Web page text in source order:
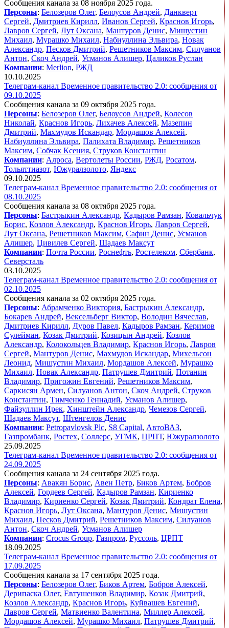
Сообщения канала за 08 ноября 2025 года.
Персоны: Белозеров Олег, Белоусов Андрей, Данкверт
Сергей, Дмитриев Кирилл, Иванов Сергей, Краснов Игорь,
Лавров Сергей, Лут Оксана, Мантуров Денис, Мишустин
Михаил, Мурашко Михаил, Набиуллина Эльвира, Новак
Александр, Песков Дмитрий, Решетников Максим, Силуанов
Антон, Скоч Андрей, Усманов Алишер, Цаликов Руслан
Компании: Merlion, РЖД
10.10.2025
Телеграм-канал Временное правительство 2.0: сообщения от
09.10.2025
Сообщения канала за 09 октября 2025 года.
Персоны: Белозеров Олег, Белоусов Андрей, Колесов
Николай, Краснов Игорь, Лихачев Алексей, Мазепин
Дмитрий, Махмудов Искандар, Мордашов Алексей,
Набиуллина Эльвира, Палихата Владимир, Решетников
Максим, Собчак Ксения, Струков Константин
Компании: Алроса, Вертолеты России, РЖД, Росатом,
Тольяттиазот, Южуралзолото, Яндекс
09.10.2025
Телеграм-канал Временное правительство 2.0: сообщения от
08.10.2025
Сообщения канала за 08 октября 2025 года.
Персоны: Бастрыкин Александр, Кадыров Рамзан, Ковальчук
Борис, Козлов Александр, Краснов Игорь, Лавров Сергей,
Лут Оксана, Решетников Максим, Сафин Денис, Усманов
Алишер, Цивилев Сергей, Шадаев Максут
Компании: Почта России, Роснефть, Ростелеком, Сбербанк,
Северсталь
03.10.2025
Телеграм-канал Временное правительство 2.0: сообщения от
02.10.2025
Сообщения канала за 02 октября 2025 года.
Персоны: Абрамченко Виктория, Бастрыкин Александр,
Бокарев Андрей, Вексельберг Виктор, Володин Вячеслав,
Дмитриев Кирилл, Дуров Павел, Кадыров Рамзан, Керимов
Сулейман, Козак Дмитрий, Козицын Андрей, Козлов
Александр, Колокольцев Владимир, Краснов Игорь, Лавров
Сергей, Мантуров Денис, Махмудов Искандар, Михельсон
Леонид, Мишустин Михаил, Мордашов Алексей, Мурашко
Михаил, Новак Александр, Патрушев Дмитрий, Потанин
Владимир, Пригожин Евгений, Решетников Максим,
Саркисян Армен, Силуанов Антон, Скоч Андрей, Струков
Константин, Тимченко Геннадий, Усманов Алишер,
Файзуллин Ирек, Хинштейн Александр, Чемезов Сергей,
Шадаев Максут, Штенгелов Денис
Компании: Petropavlovsk​ Plc, S8 Capital, АвтоВАЗ,
Газпромбанк, Ростех, Соллерс, УГМК, ЦРПТ, Южуралзолото
25.09.2025
Телеграм-канал Временное правительство 2.0: сообщения от
24.09.2025
Сообщения канала за 24 сентября 2025 года.
Персоны: Авакян Борис, Авен Петр, Биков Артем, Бобров
Алексей, Гордеев Сергей, Кадыров Рамзан, Кириенко
Владимир, Кириенко Сергей, Козак Дмитрий, Кондрат Елена,
Краснов Игорь, Лут Оксана, Мантуров Денис, Мишустин
Михаил, Песков Дмитрий, Решетников Максим, Силуанов
Антон, Скоч Андрей, Усманов Алишер
Компании: Crocus Group, Газпром, Руссоль, ЦРПТ
18.09.2025
Телеграм-канал Временное правительство 2.0: сообщения от
17.09.2025
Сообщения канала за 17 сентября 2025 года.
Персоны: Белозеров Олег, Биков Артем, Бобров Алексей,
Дерипаска Олег, Евтушенков Владимир, Козак Дмитрий,
Козлов Александр, Краснов Игорь, Куйвашев Евгений,
Лавров Сергей, Матвиенко Валентина, Миллер Алексей,
Мордашов Алексей, Мурашко Михаил, Патрушев Дмитрий,